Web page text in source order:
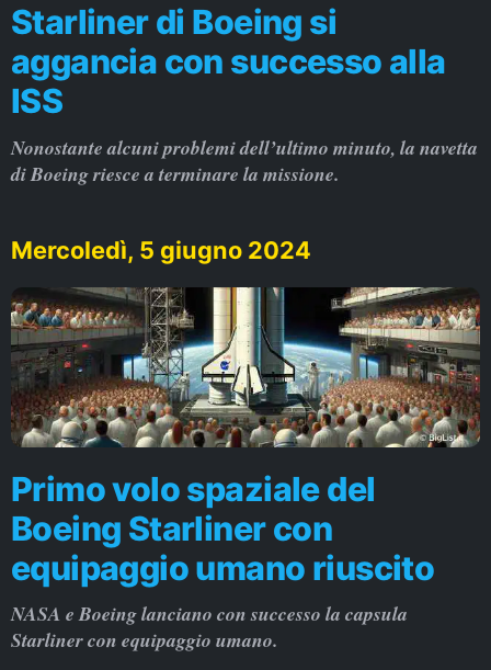
Starliner di Boeing si
aggancia con successo alla
ISS
Nonostante alcuni problemi dell’ultimo minuto, la navetta
di Boeing riesce a terminare la missione.
Mercoledì, 5 giugno 2024
Primo volo spaziale del
Boeing Starliner con
equipaggio umano riuscito
NASA e Boeing lanciano con successo la capsula
Starliner con equipaggio umano.